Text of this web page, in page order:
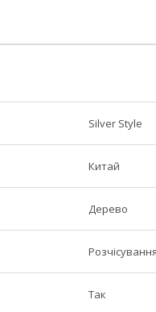
Silver Style
Китай
Дерево
Розчісування
Так